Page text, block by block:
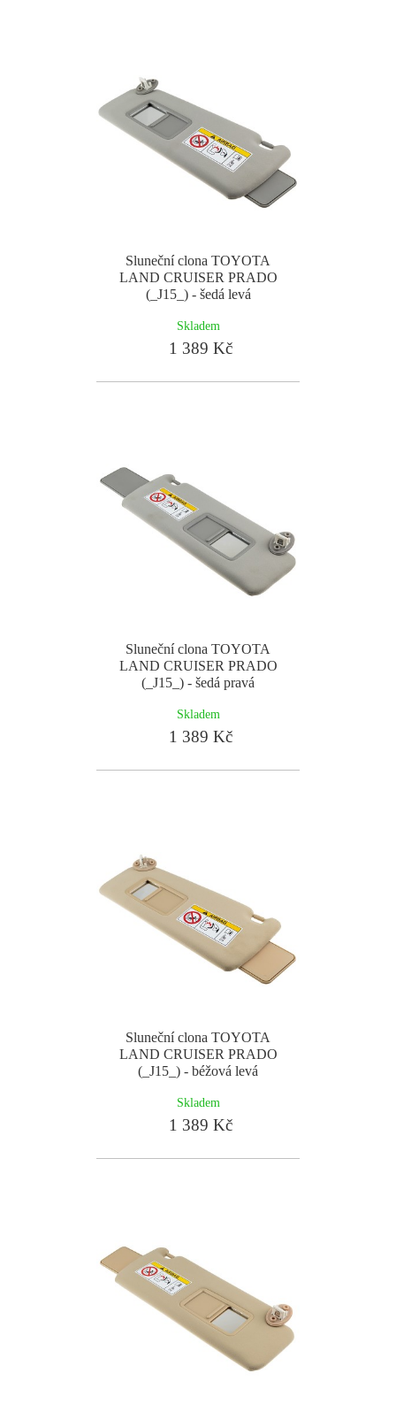
Sluneční clona TOYOTA
LAND CRUISER PRADO
(_J15_) - šedá levá
Skladem
1 389 Kč
Sluneční clona TOYOTA
LAND CRUISER PRADO
(_J15_) - šedá pravá
Skladem
1 389 Kč
Sluneční clona TOYOTA
LAND CRUISER PRADO
(_J15_) - béžová levá
Skladem
1 389 Kč